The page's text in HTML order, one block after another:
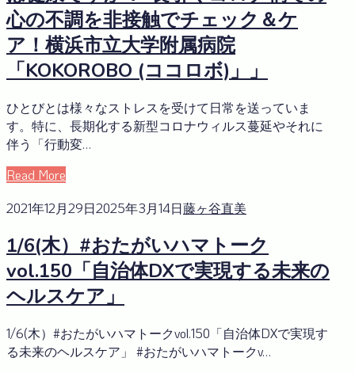
心の不調を非接触でチェック＆ケ
ア！横浜市立大学附属病院
「KOKOROBO (ココロボ)」」
ひとびとは様々なストレスを受けて日常を送っていま
す。特に、長期化する新型コロナウィルス蔓延やそれに
伴う「行動変…
Read More
2021年12月29日2025年3月14日藤ヶ谷直美
1/6(木）#おたがいハマトーク
vol.150「自治体DXで実現する未来の
ヘルスケア」
1/6(木）#おたがいハマトークvol.150「自治体DXで実現す
る未来のヘルスケア」 #おたがいハマトークv…